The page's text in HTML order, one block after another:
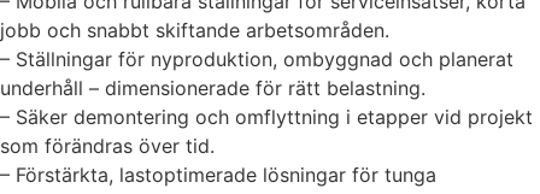
jobb och snabbt skiftande arbetsområden.
– Ställningar för nyproduktion, ombyggnad och planerat
underhåll – dimensionerade för rätt belastning.
– Säker demontering och omflyttning i etapper vid projekt
som förändras över tid.
– Förstärkta, lastoptimerade lösningar för tunga